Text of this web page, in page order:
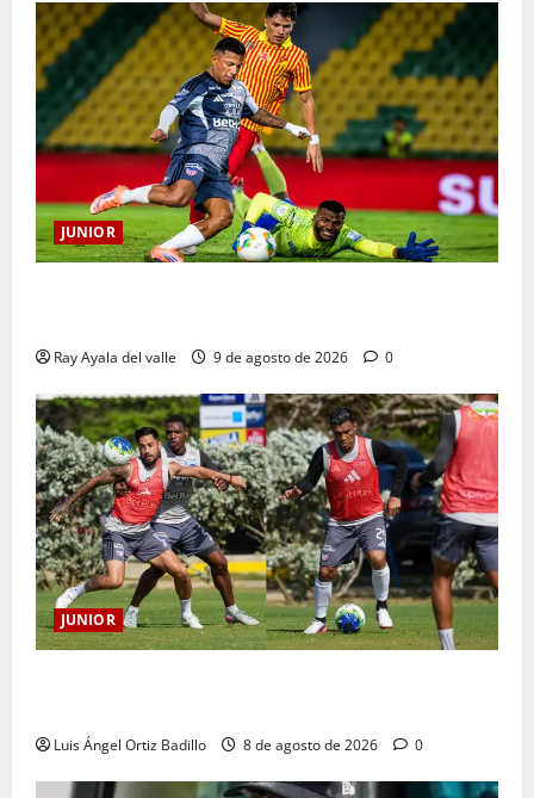
JUNIOR
Ray Ayala del valle 9 de agosto de 2026 0
JUNIOR
Luis Ángel Ortiz Badillo 8 de agosto de 2026 0